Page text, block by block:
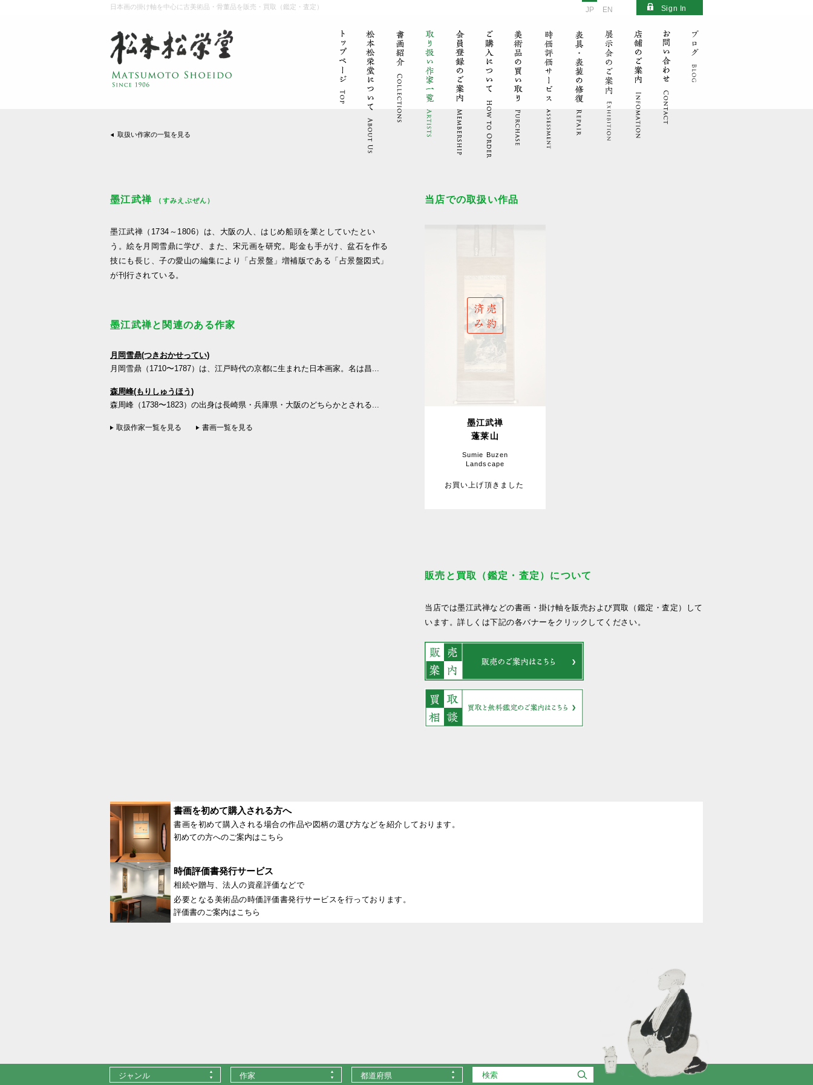
日本画の掛け軸を中心に古美術品・骨董品を販売・買取（鑑定・査定） Sign In
JP EN
取扱い作家の一覧を見る
墨江武禅 （すみえぶぜん）
墨江武禅（1734～1806）は、大阪の人、はじめ船頭を業としていたとい
う。絵を月岡雪鼎に学び、また、宋元画を研究。彫金も手がけ、盆石を作る
技にも長じ、子の愛山の編集により「占景盤」増補版である「占景盤図式」
が刊行されている。
墨江武禅と関連のある作家
月岡雪鼎(つきおかせってい)
月岡雪鼎（1710〜1787）は、江戸時代の京都に生まれた日本画家。名は昌...
森周峰(もりしゅうほう)
森周峰（1738〜1823）の出身は長崎県・兵庫県・大阪のどちらかとされる...
取扱作家一覧を見る 書画一覧を見る
当店での取扱い作品
墨江武禅
蓬莱山
Sumie Buzen
Landscape
お買い上げ頂きました
販売と買取（鑑定・査定）について
当店では墨江武禅などの書画・掛け軸を販売および買取（鑑定・査定）して
います。詳しくは下記の各バナーをクリックしてください。
書画を初めて購入される方へ
書画を初めて購入される場合の作品や図柄の選び方などを紹介しております。
初めての方へのご案内はこちら
時価評価書発行サービス
相続や贈与、法人の資産評価などで
必要となる美術品の時価評価書発行サービスを行っております。
評価書のご案内はこちら
ジャンル 作家 都道府県